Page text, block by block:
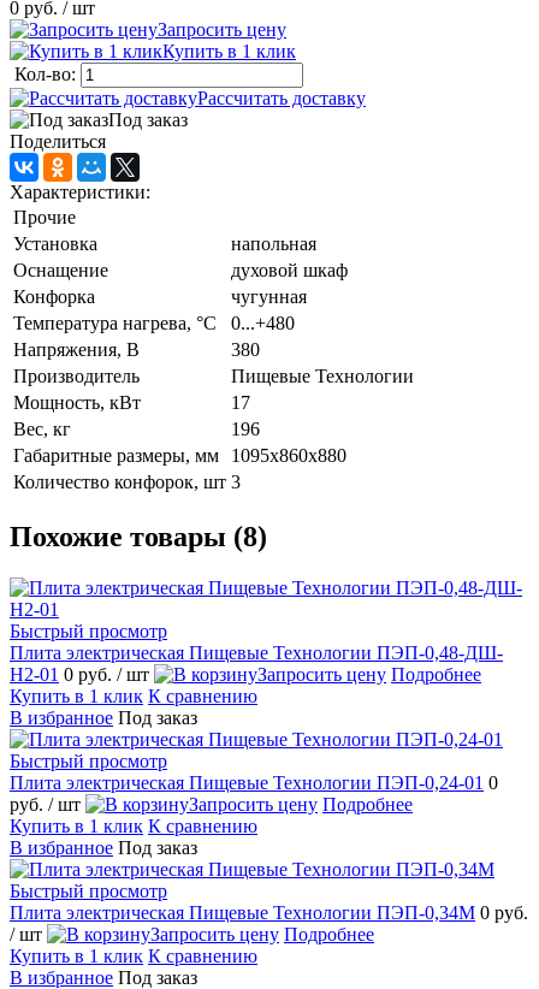
0 руб. / шт
Запросить цену
Купить в 1 клик
Кол-во:
Рассчитать доставку
Под заказ
Поделиться
Характеристики:
Прочие
Установка
напольная
Оснащение
духовой шкаф
Конфорка
чугунная
Температура нагрева, °C
0...+480
Напряжения, В
380
Производитель
Пищевые Технологии
Мощность, кВт
17
Вес, кг
196
Габаритные размеры, мм
1095х860х880
Количество конфорок, шт 3
Похожие товары (8)
Быстрый просмотр
Плита электрическая Пищевые Технологии ПЭП-0,48-ДШ-
Н2-01 0 руб. / шт Запросить цену Подробнее
Купить в 1 клик К сравнению
В избранное Под заказ
Быстрый просмотр
Плита электрическая Пищевые Технологии ПЭП-0,24-01 0
руб. / шт Запросить цену Подробнее
Купить в 1 клик К сравнению
В избранное Под заказ
Быстрый просмотр
Плита электрическая Пищевые Технологии ПЭП-0,34М 0 руб.
/ шт
Запросить цену Подробнее
Купить в 1 клик К сравнению
В избранное Под заказ